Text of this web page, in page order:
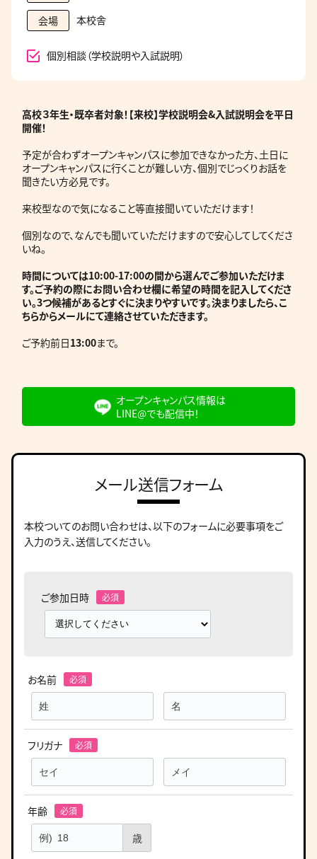
会場 本校舎
個別相談（学校説明や入試説明）
高校３年生・既卒者対象！【来校】学校説明会&入試説明会を平日
開催！
予定が合わずオープンキャンパスに参加できなかった方、土日に
オープンキャンパスに行くことが難しい方、個別でじっくりお話を
聞きたい方必見です。
来校型なので気になること等直接聞いていただけます！
個別なので、なんでも聞いていただけますので安心してしてくださ
いね。
時間については10:00-17:00の間から選んでご参加いただけま
す。ご予約の際にお問い合わせ欄に希望の時間を記入してくださ
い。3つ候補があるとすぐに決まりやすいです。決まりましたら、こ
ちらからメールにて連絡させていただきます。
ご予約前日13:00まで。
オープンキャンパス情報は
LINE@でも配信中！
メール送信フォーム
本校ついてのお問い合わせは、以下のフォームに必要事項をご
入力のうえ、送信してください。
ご参加日時
お名前
フリガナ
年齢
歳